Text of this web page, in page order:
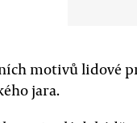
motivů lidové
jara.